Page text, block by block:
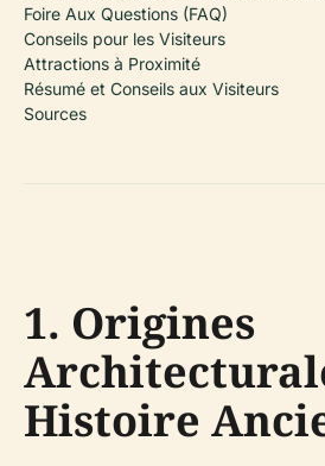
Foire Aux Questions (FAQ)
Conseils pour les Visiteurs
Attractions à Proximité
Résumé et Conseils aux Visiteurs
Sources
1. Origines
Histoire